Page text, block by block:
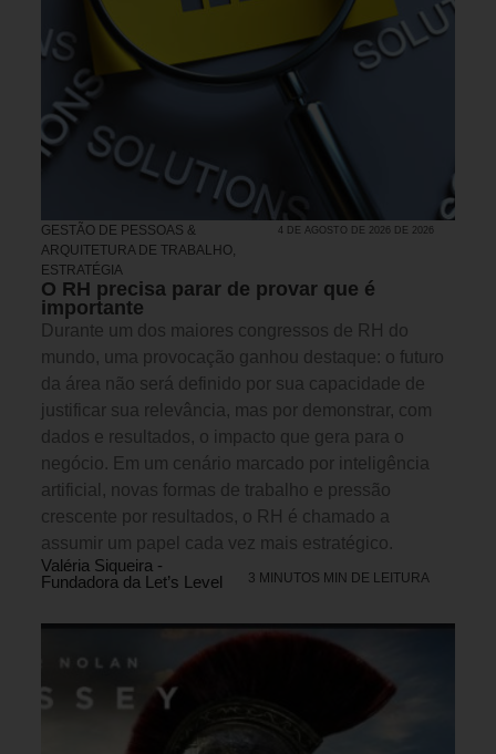
GESTÃO DE PESSOAS &
ARQUITETURA DE TRABALHO,
ESTRATÉGIA
4 DE AGOSTO DE 2026 DE 2026
O RH precisa parar de provar que é
importante
Durante um dos maiores congressos de RH do
mundo, uma provocação ganhou destaque: o futuro
da área não será definido por sua capacidade de
justificar sua relevância, mas por demonstrar, com
dados e resultados, o impacto que gera para o
negócio. Em um cenário marcado por inteligência
artificial, novas formas de trabalho e pressão
crescente por resultados, o RH é chamado a
assumir um papel cada vez mais estratégico.
Valéria Siqueira -
Fundadora da Let’s Level
3 MINUTOS MIN DE LEITURA